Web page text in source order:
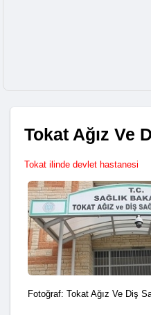
Tokat Ağız Ve
Tokat ilinde devlet hastanesi
Fotoğraf: Tokat Ağız Ve Diş